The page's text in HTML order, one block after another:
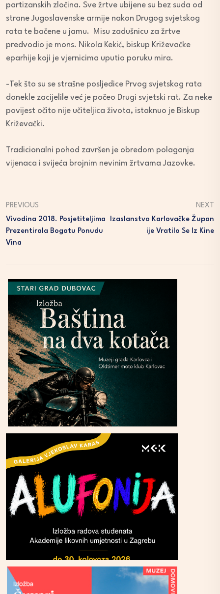
partizanskih zločina. Sve žrtve ubijene su bez suda od
strane Jugoslavenske armije nakon Drugog svjetskog
rata te bačene u jamu. Misu zadušnicu za žrtve
predvodio je mons. Nikola Kekić, biskup Križevačke
eparhije koji je vjernicima uputio poruku mira.
-Tek što su se strašne posljedice Prvog svjetskog rata
donekle zacijelile već je počeo Drugi svjetski rat. Za neke
povijest očito nije učiteljica života, istaknuo je Biskup
Križevački.
Tradicionalni pohod završen je obredom polaganja
vijenaca i svijeća brojnim nevinim žrtvama Jazovke.
PREVIOUS
Vivodina 2018. Posjetiteljima
Prezentirala Bogatu Ponudu
Vina
NEXT
Izaslanstvo Karlovačke Župan
Ije Vratilo Se Iz Kine